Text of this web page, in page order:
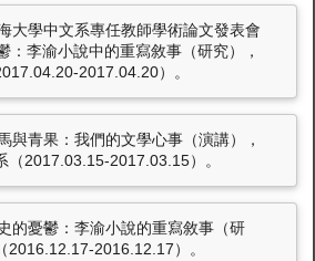
大學ＬＴＤ
動、宣傳、宣導視訊影片。
大學中文系專任教師學術論文發表會
：李渝小說中的重寫敘事（研究），
2017.04.20）。
與青果：我們的文學心事（演講），
（2017.03.15-2017.03.15）。
的憂鬱：李渝小說的重寫敘事（研
2016.12.17-2016.12.17）。